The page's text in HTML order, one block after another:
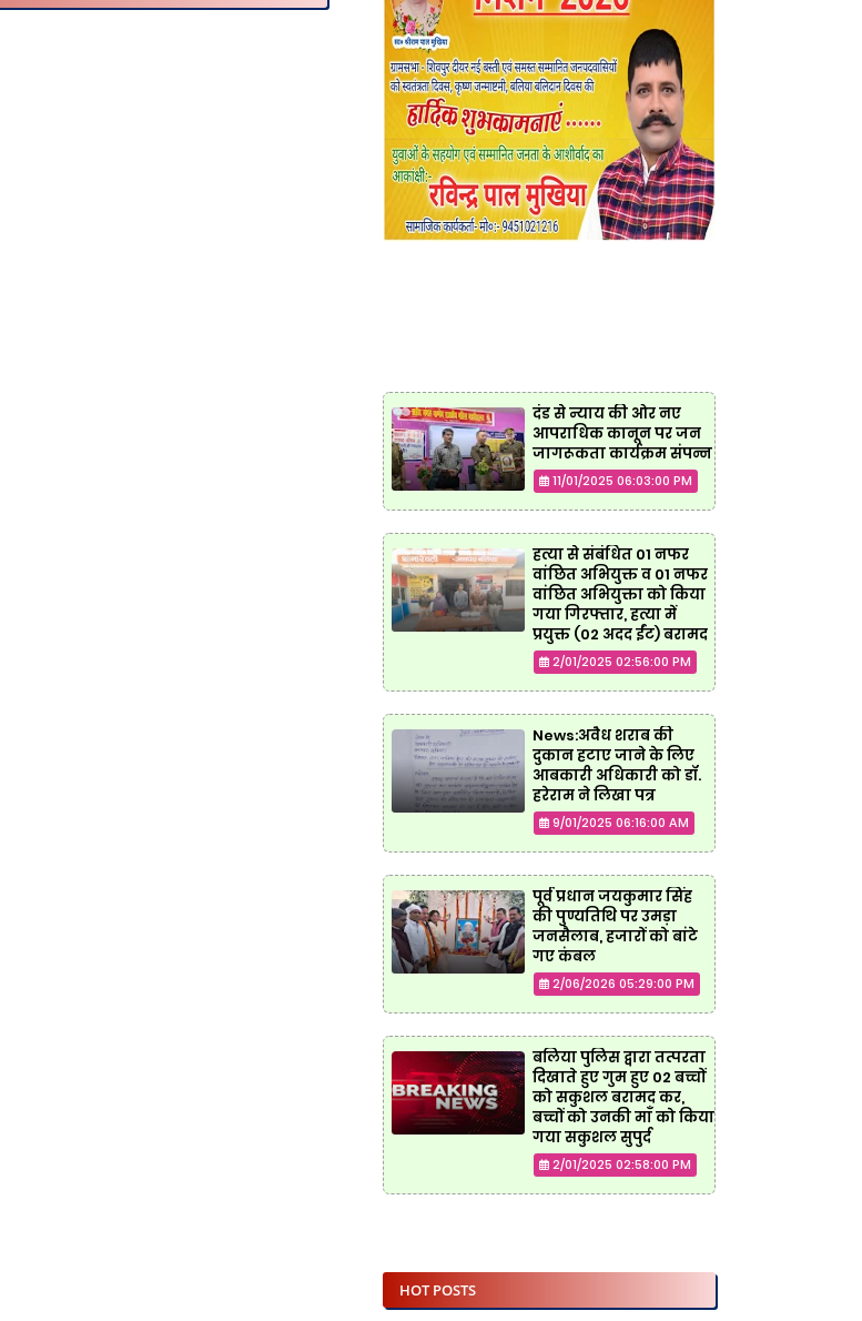
दंड से न्याय की ओर नए
आपराधिक कानून पर जन
जागरूकता कार्यक्रम संपन्न
11/01/2025 06:03:00 PM
हत्या से संबंधित 01 नफर
वांछित अभियुक्त व 01 नफर
वांछित अभियुक्ता को किया
गया गिरफ्तार, हत्या में
प्रयुक्त (02 अदद ईंट) बरामद
2/01/2025 02:56:00 PM
News:अवैध शराब की
दुकान हटाए जाने के लिए
आबकारी अधिकारी को डॉ.
हरेराम ने लिखा पत्र
9/01/2025 06:16:00 AM
पूर्व प्रधान जयकुमार सिंह
की पुण्यतिथि पर उमड़ा
जनसैलाब, हजारों को बांटे
गए कंबल
2/06/2026 05:29:00 PM
बलिया पुलिस द्वारा तत्परता
दिखाते हुए गुम हुए 02 बच्चों
को सकुशल बरामद कर,
बच्चों को उनकी माँ को किया
गया सकुशल सुपुर्द
2/01/2025 02:58:00 PM
HOT POSTS